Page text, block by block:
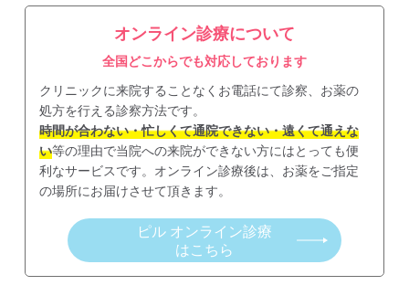
オンライン診療について
全国どこからでも対応しております
クリニックに来院することなくお電話にて診察、お薬の
処方を行える診察方法です。
時間が合わない・忙しくて通院できない・遠くて通えな
い等の理由で当院への来院ができない方にはとっても便
利なサービスです。オンライン診療後は、お薬をご指定
の場所にお届けさせて頂きます。
ピル オンライン診療
はこちら